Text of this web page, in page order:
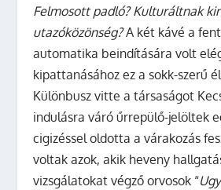
Felmosott padló? Kulturáltnak
utazóközönség?A két kávé a
automatika beindítására volt
kipattanásához ez a sokk-szerű
Különbusz vitte a társaságot
indulásra váró űrrepülő-jelöltek
cigizéssel oldotta a várakozás
voltak azok, akik heveny
vizsgálatokat végző orvosok “